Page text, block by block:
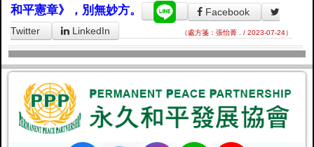
和平憲章》，別無妙方。
Facebook
Twitter
LinkedIn （處方箋：張怡菁 . / 2023-07-24）